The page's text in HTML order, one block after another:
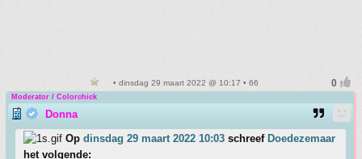
• dinsdag 29 maart 2022 @ 10:17 • 66
Moderator / Colorchick
Donna
Op dinsdag 29 maart 2022 10:03 schreef Doedezemaar
het volgende: